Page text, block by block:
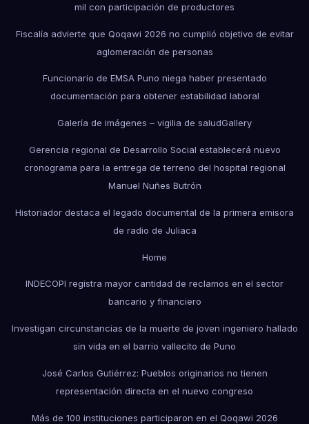
mil con participación de productores
Fiscalía advierte que Qoqawi 2026 no cumplió objetivo de evitar
aglomeración de personas
Funcionario de EMSA Puno niega haber presentado
documentación para obtener estabilidad laboral
Galería de imágenes – vigilia de saludGallery
Gerencia regional de Desarrollo Social establecerá nuevo
cronograma para la entrega de terreno del hospital regional
Manuel Nuñes Butrón
Historiador destaca el legado documental de la primera emisora
de radio de Juliaca
Home
INDECOPI registra mayor cantidad de reclamos en el sector
bancario y financiero
Investigan circunstancias de la muerte de joven ingeniero hallado
sin vida en el barrio vallecito de Puno
José Carlos Gutiérrez: Pueblos originarios no tienen
representación directa en el nuevo congreso
Más de 100 instituciones participaron en el Qoqawi 2026